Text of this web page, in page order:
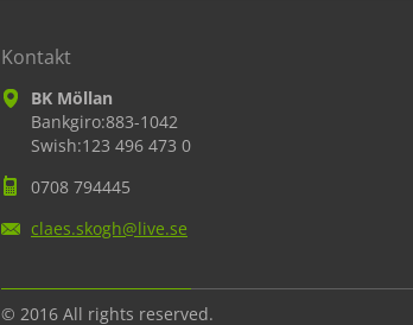
Kontakt
BK Möllan
Bankgiro:883-1042
Swish:123 496 473 0
0708 794445
claes.skogh@live.se
© 2016 All rights reserved.